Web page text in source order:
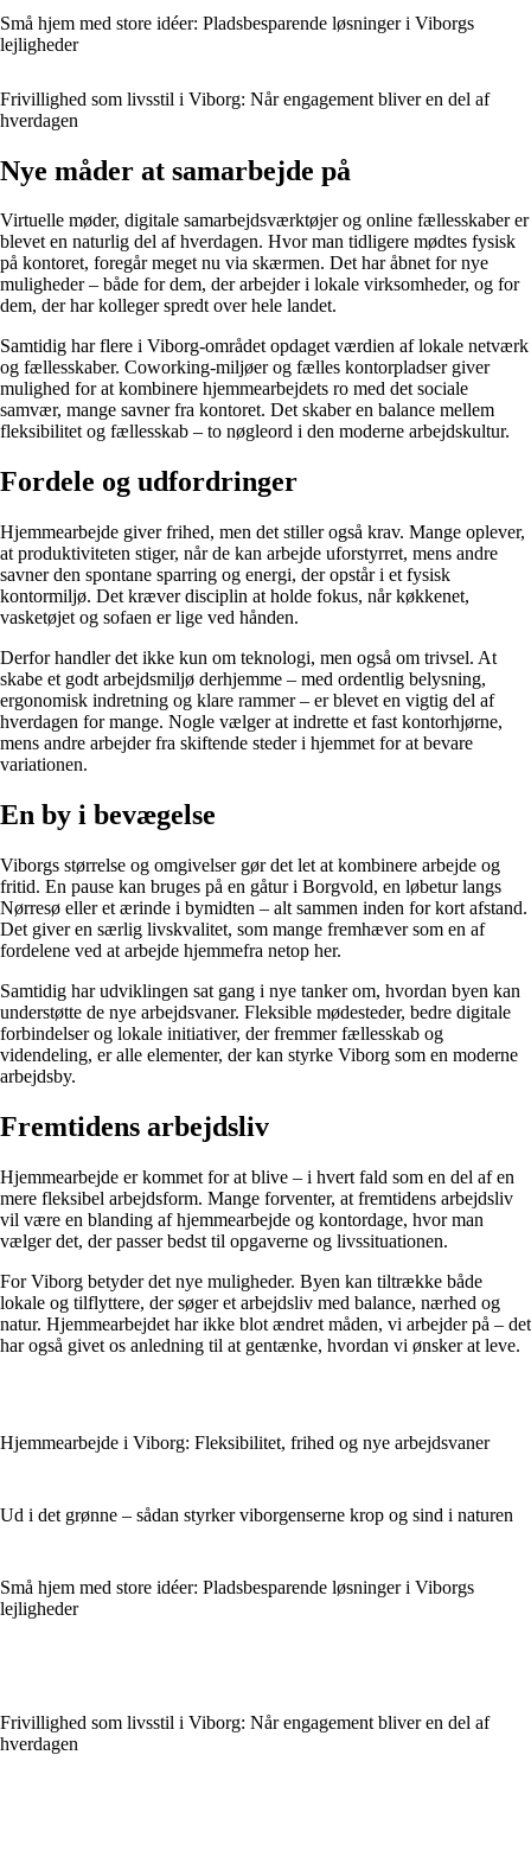
Små hjem med store idéer: Pladsbesparende løsninger i Viborgs
lejligheder
Frivillighed som livsstil i Viborg: Når engagement bliver en del af
hverdagen
Nye måder at samarbejde på
Virtuelle møder, digitale samarbejdsværktøjer og online fællesskaber er
blevet en naturlig del af hverdagen. Hvor man tidligere mødtes fysisk
på kontoret, foregår meget nu via skærmen. Det har åbnet for nye
muligheder – både for dem, der arbejder i lokale virksomheder, og for
dem, der har kolleger spredt over hele landet.
Samtidig har flere i Viborg-området opdaget værdien af lokale netværk
og fællesskaber. Coworking-miljøer og fælles kontorpladser giver
mulighed for at kombinere hjemmearbejdets ro med det sociale
samvær, mange savner fra kontoret. Det skaber en balance mellem
fleksibilitet og fællesskab – to nøgleord i den moderne arbejdskultur.
Fordele og udfordringer
Hjemmearbejde giver frihed, men det stiller også krav. Mange oplever,
at produktiviteten stiger, når de kan arbejde uforstyrret, mens andre
savner den spontane sparring og energi, der opstår i et fysisk
kontormiljø. Det kræver disciplin at holde fokus, når køkkenet,
vasketøjet og sofaen er lige ved hånden.
Derfor handler det ikke kun om teknologi, men også om trivsel. At
skabe et godt arbejdsmiljø derhjemme – med ordentlig belysning,
ergonomisk indretning og klare rammer – er blevet en vigtig del af
hverdagen for mange. Nogle vælger at indrette et fast kontorhjørne,
mens andre arbejder fra skiftende steder i hjemmet for at bevare
variationen.
En by i bevægelse
Viborgs størrelse og omgivelser gør det let at kombinere arbejde og
fritid. En pause kan bruges på en gåtur i Borgvold, en løbetur langs
Nørresø eller et ærinde i bymidten – alt sammen inden for kort afstand.
Det giver en særlig livskvalitet, som mange fremhæver som en af
fordelene ved at arbejde hjemmefra netop her.
Samtidig har udviklingen sat gang i nye tanker om, hvordan byen kan
understøtte de nye arbejdsvaner. Fleksible mødesteder, bedre digitale
forbindelser og lokale initiativer, der fremmer fællesskab og
videndeling, er alle elementer, der kan styrke Viborg som en moderne
arbejdsby.
Fremtidens arbejdsliv
Hjemmearbejde er kommet for at blive – i hvert fald som en del af en
mere fleksibel arbejdsform. Mange forventer, at fremtidens arbejdsliv
vil være en blanding af hjemmearbejde og kontordage, hvor man
vælger det, der passer bedst til opgaverne og livssituationen.
For Viborg betyder det nye muligheder. Byen kan tiltrække både
lokale og tilflyttere, der søger et arbejdsliv med balance, nærhed og
natur. Hjemmearbejdet har ikke blot ændret måden, vi arbejder på – det
har også givet os anledning til at gentænke, hvordan vi ønsker at leve.
Hjemmearbejde i Viborg: Fleksibilitet, frihed og nye arbejdsvaner
Ud i det grønne – sådan styrker viborgenserne krop og sind i naturen
Små hjem med store idéer: Pladsbesparende løsninger i Viborgs
lejligheder
Frivillighed som livsstil i Viborg: Når engagement bliver en del af
hverdagen